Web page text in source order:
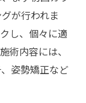
が行われま
し、個々に適
術内容には、
姿勢矯正など